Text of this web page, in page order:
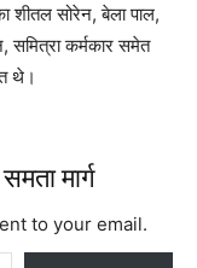
शीतल सोरेन, बेला पाल,
समित्रा कर्मकार समेत
थे।
मार्ग
to your email.